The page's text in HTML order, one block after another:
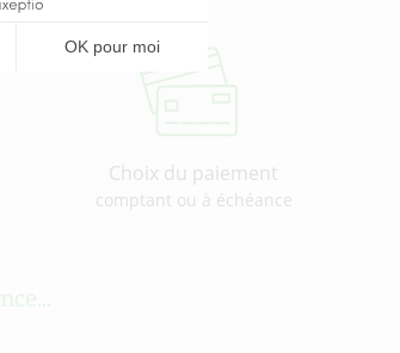
Choix du paiement
comptant ou à échéance